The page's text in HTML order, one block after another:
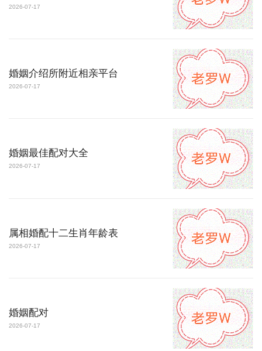
2026-07-17
婚姻介绍所附近相亲平台
2026-07-17
婚姻最佳配对大全
2026-07-17
属相婚配十二生肖年龄表
2026-07-17
婚姻配对
2026-07-17